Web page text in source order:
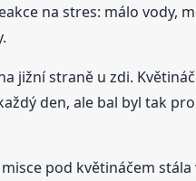
na stres: málo
jižní straně u zdi.
den, ale bal byl tak
pod květináčem